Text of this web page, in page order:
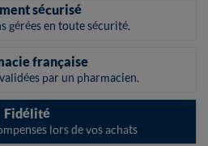
sécurisé
gérées en toute sécurité.
française
par un pharmacien.
Fidélité
lors de vos achats